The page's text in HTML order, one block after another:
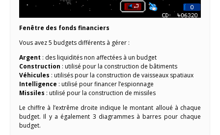
Fenêtre des fonds financiers
Vous avez 5 budgets différents à gérer :
Argent : des liquidités non affectées à un budget
Construction : utilisé pour la construction de bâtiments
Véhicules : utilisés pour la construction de vaisseaux spatiaux
Intelligence : utilisé pour financer l’espionnage
Missiles : utilisé pour la construction de missiles
Le chiffre à l’extrême droite indique le montant alloué à chaque
budget. Il y a également 3 diagrammes à barres pour chaque
budget.